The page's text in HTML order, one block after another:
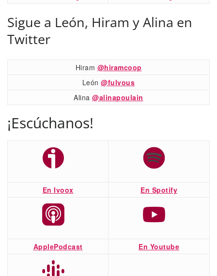
Sigue a León, Hiram y Alina en
Twitter
Hiram @hiramcoop
León@fulvous
Alina@alinapoulain
¡Escúchanos!
En Ivoox En Spotify
ApplePodcast En Youtube